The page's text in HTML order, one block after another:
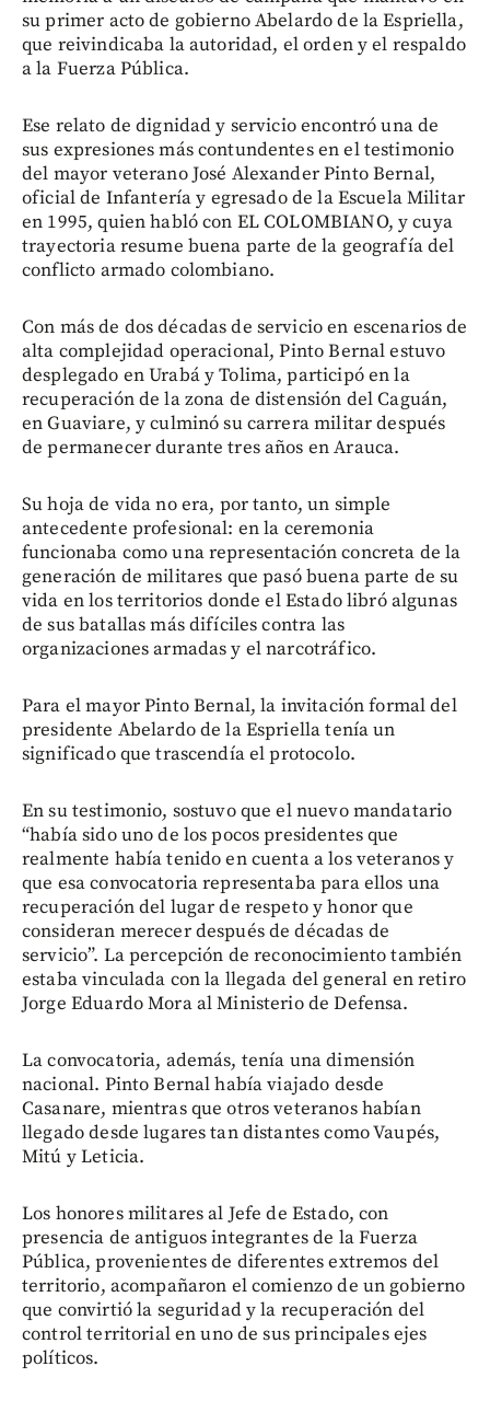
su primer acto de gobierno Abelardo de la Espriella,
que reivindicaba la autoridad, el orden y el respaldo
a la Fuerza Pública.
Ese relato de dignidad y servicio encontró una de
sus expresiones más contundentes en el testimonio
del mayor veterano José Alexander Pinto Bernal,
oficial de Infantería y egresado de la Escuela Militar
en 1995, quien habló con EL COLOMBIANO, y cuya
trayectoria resume buena parte de la geografía del
conflicto armado colombiano.
Con más de dos décadas de servicio en escenarios de
alta complejidad operacional, Pinto Bernal estuvo
desplegado en Urabá y Tolima, participó en la
recuperación de la zona de distensión del Caguán,
en Guaviare, y culminó su carrera militar después
de permanecer durante tres años en Arauca.
Su hoja de vida no era, por tanto, un simple
antecedente profesional: en la ceremonia
funcionaba como una representación concreta de la
generación de militares que pasó buena parte de su
vida en los territorios donde el Estado libró algunas
de sus batallas más difíciles contra las
organizaciones armadas y el narcotráfico.
Para el mayor Pinto Bernal, la invitación formal del
presidente Abelardo de la Espriella tenía un
significado que trascendía el protocolo.
En su testimonio, sostuvo que el nuevo mandatario
“había sido uno de los pocos presidentes que
realmente había tenido en cuenta a los veteranos y
que esa convocatoria representaba para ellos una
recuperación del lugar de respeto y honor que
consideran merecer después de décadas de
servicio”. La percepción de reconocimiento también
estaba vinculada con la llegada del general en retiro
Jorge Eduardo Mora al Ministerio de Defensa.
La convocatoria, además, tenía una dimensión
nacional. Pinto Bernal había viajado desde
Casanare, mientras que otros veteranos habían
llegado desde lugares tan distantes como Vaupés,
Mitú y Leticia.
Los honores militares al Jefe de Estado, con
presencia de antiguos integrantes de la Fuerza
Pública, provenientes de diferentes extremos del
territorio, acompañaron el comienzo de un gobierno
que convirtió la seguridad y la recuperación del
control territorial en uno de sus principales ejes
políticos.